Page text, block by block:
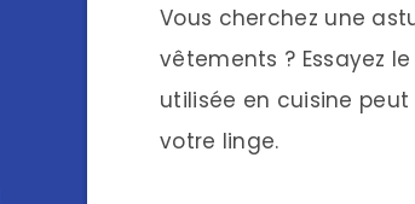
Vous cherchez une
vêtements ? Essayez
utilisée en cuisine
votre linge.